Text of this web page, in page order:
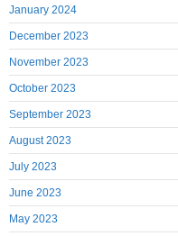
January 2024
December 2023
November 2023
October 2023
September 2023
August 2023
July 2023
June 2023
May 2023